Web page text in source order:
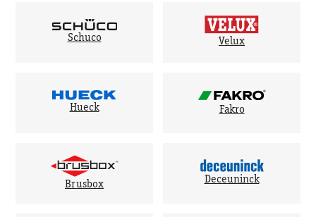
Schuco Velux
Hueck Fakro
Brusbox Deceuninck